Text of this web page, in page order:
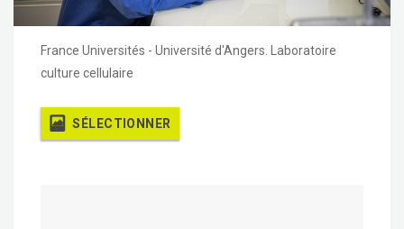
France Universités - Université d'Angers. Laboratoire
culture cellulaire
SÉLECTIONNER